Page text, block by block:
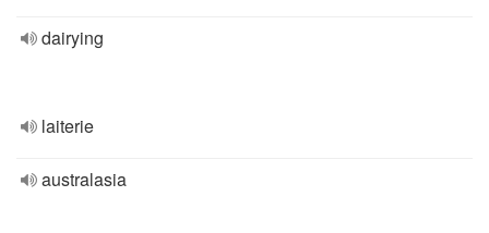
dairying
laiterie
australasia